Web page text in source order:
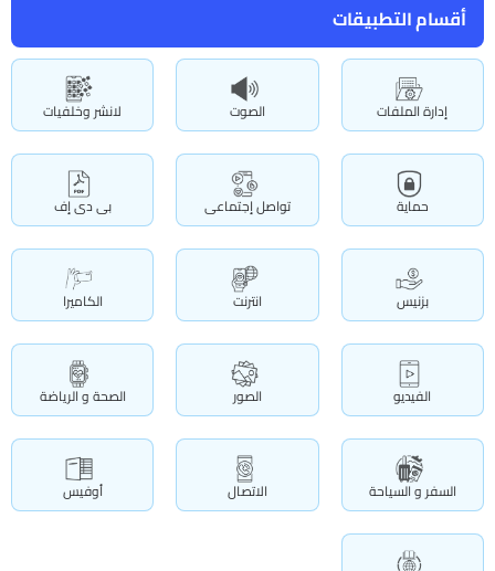
أقسام التطبيقات
إدارة الملفات الصوت لانشر وخلفيات
حماية تواصل إجتماعى بى دى إف
بزنيس انترنت الكاميرا
الفيديو الصور الصحة و الرياضة
السفر و السياحة الاتصال أوفيس